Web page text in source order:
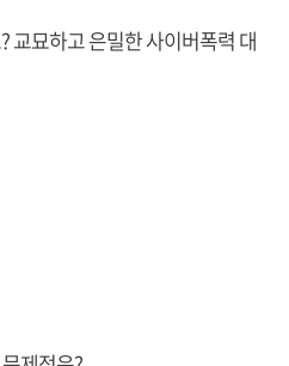
교묘하고 은밀한 사이버폭력 대